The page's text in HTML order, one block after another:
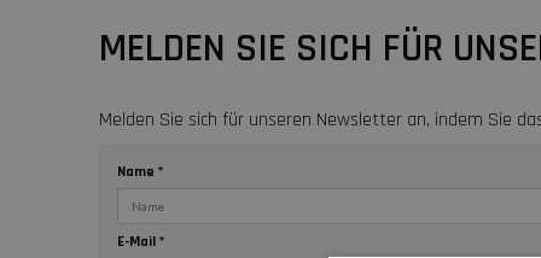
MELDEN SIE SICH FÜR
Melden Sie sich für unseren Newsletter an, indem Sie
Name *
E-Mail *